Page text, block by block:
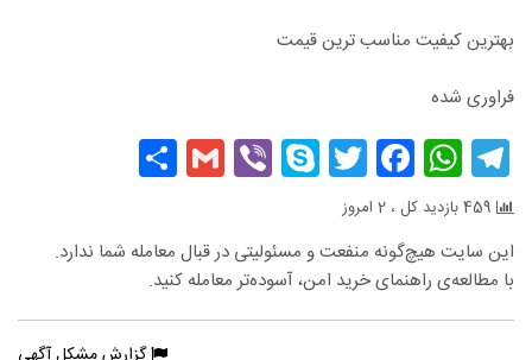
بهترین کیفیت مناسب ترین قیمت
فراوری شده
Telegram
WhatsApp
Facebook
Twitter
Skype
Viber
Gmail
این سایت هیچ‌گونه منفعت و مسئولیتی در قبال معامله شما ندارد.
با مطالعه‌ی راهنمای خرید امن، آسوده‌تر معامله کنید.